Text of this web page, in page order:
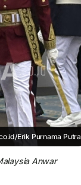
Erik Purnama Putra
Anwar